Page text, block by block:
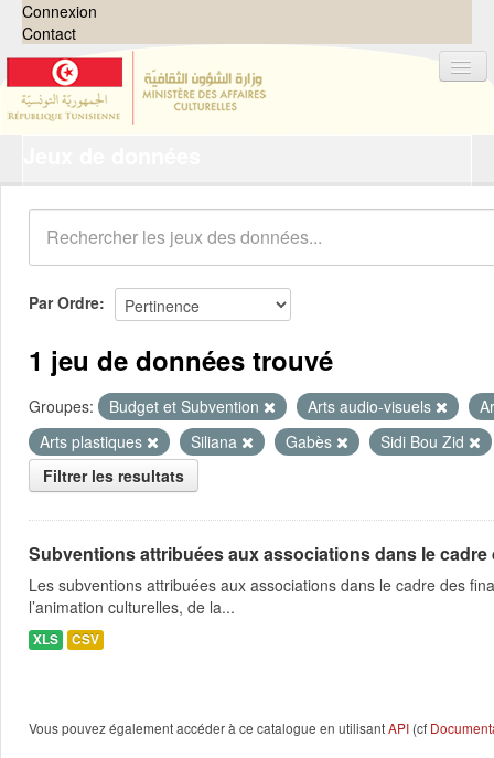
Connexion
Contact
Organisations
Groupes
Demandes 0
À propos
Par Ordre
1 jeu de données trouvé
Groupes: Budget et Subvention Arts audio-visuels
Arts plastiques
Siliana Gabès
Sidi Bou Zid
Filtrer les resultats
Subventions attribuées aux associations dans le
Les subventions attribuées aux associations dans le cadre des
l’animation culturelles, de la...
XLS CSV
Vous pouvez également accéder à ce catalogue en utilisantAPI (cf